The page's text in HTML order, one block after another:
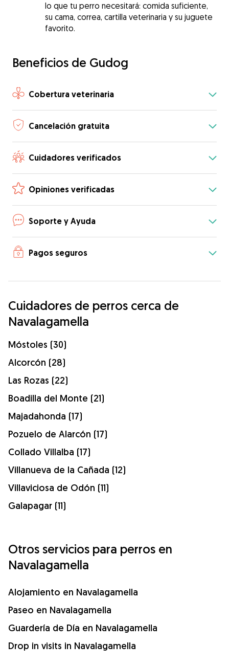
lo que tu perro necesitará: comida suficiente,
su cama, correa, cartilla veterinaria y su juguete
favorito.
Beneficios de Gudog
Cobertura veterinaria
Cancelación gratuita
Cuidadores verificados
Opiniones verificadas
Soporte y Ayuda
Pagos seguros
Cuidadores de perros cerca de
Navalagamella
Móstoles (30)
Alcorcón (28)
Las Rozas (22)
Boadilla del Monte (21)
Majadahonda (17)
Pozuelo de Alarcón (17)
Collado Villalba (17)
Villanueva de la Cañada (12)
Villaviciosa de Odón (11)
Galapagar (11)
Otros servicios para perros en
Navalagamella
Alojamiento en Navalagamella
Paseo en Navalagamella
Guardería de Día en Navalagamella
Drop in visits in Navalagamella